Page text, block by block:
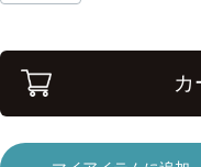
カ